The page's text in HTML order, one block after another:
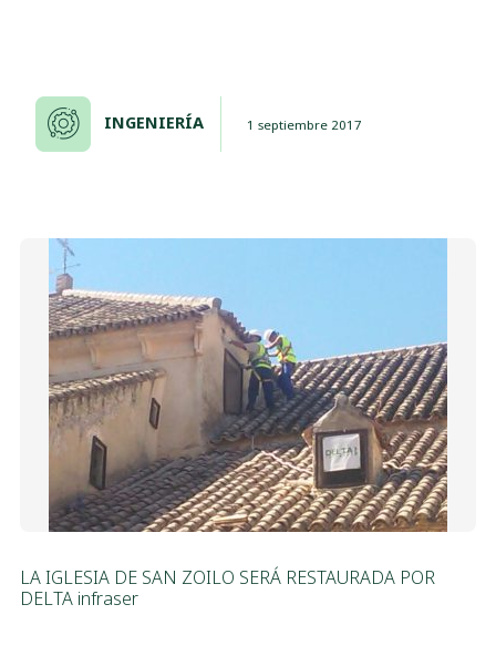
INGENIERÍA 1 septiembre 2017
LA IGLESIA DE SAN ZOILO SERÁ RESTAURADA POR
DELTA infraser